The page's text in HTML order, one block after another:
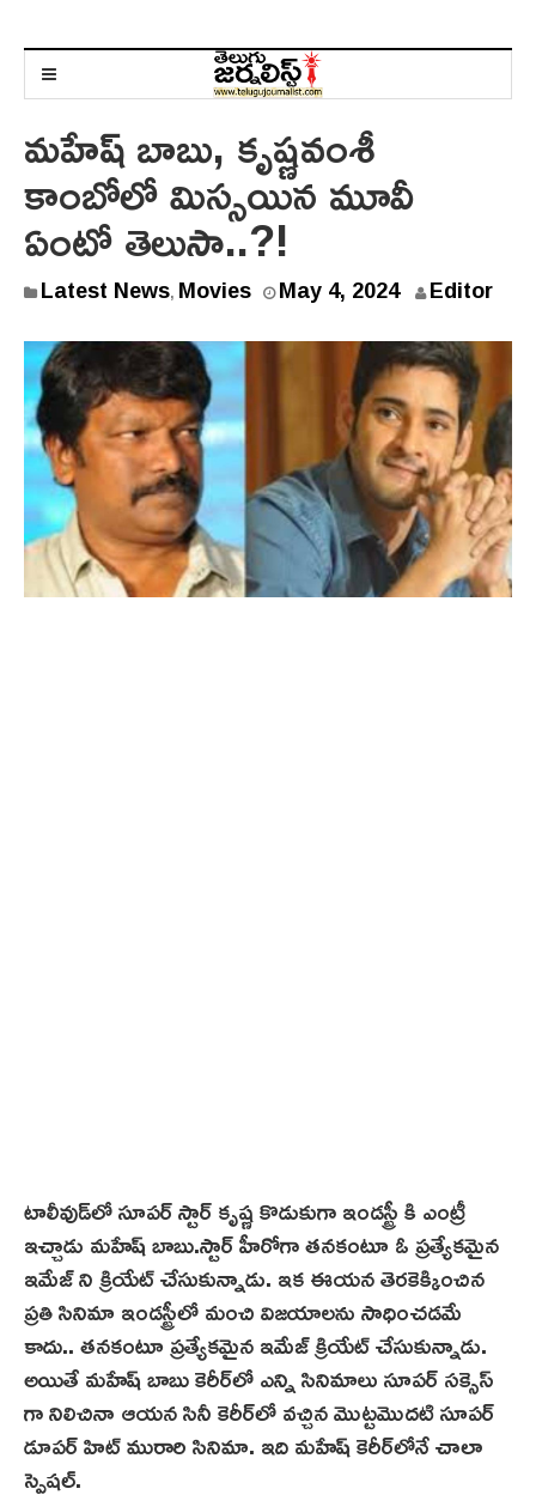
మహేష్ బాబు, కృష్ణవంశీ
కాంబోలో మిస్సయిన మూవీ
ఏంటో తెలుసా..?!
Latest News, Movies May 4, 2024 Editor
టాలీవుడ్‌లో సూపర్ స్టార్ కృష్ణ కొడుకుగా ఇండస్ట్రీ కి ఎంట్రీ
ఇచ్చాడు మహేష్ బాబు.స్టార్ హీరోగా తనకంటూ ఓ ప్రత్యేకమైన
ఇమేజ్ ని క్రియేట్ చేసుకున్నాడు. ఇక ఈయన తెర‌కెక్కించిన‌
ప్రతి సినిమా ఇండస్ట్రీలో మంచి విజయాలను సాధించడమే
కాదు.. తనకంటూ ప్రత్యేకమైన ఇమేజ్ క్రియేట్‌ చేసుకున్నాడు.
అయితే మహేష్ బాబు కెరీర్‌లో ఎన్ని సినిమాలు సూపర్ సక్సెస్
గా నిలిచినా ఆయన సినీ కెరీర్‌లో వచ్చిన మొట్ట‌మొదటి సూపర్
డూపర్ హిట్‌ మురారి సినిమా. ఇది మ‌హేష్ కెరీర్‌లోనే చాలా
స్పెష‌ల్‌.